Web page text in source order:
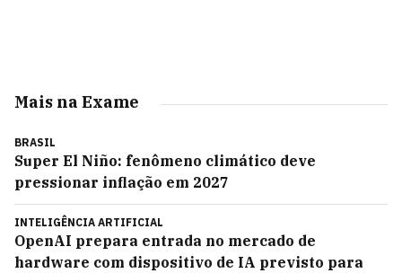
Mais na Exame
BRASIL
Super El Niño: fenômeno climático deve
pressionar inflação em 2027
INTELIGÊNCIA ARTIFICIAL
OpenAI prepara entrada no mercado de
hardware com dispositivo de IA previsto para